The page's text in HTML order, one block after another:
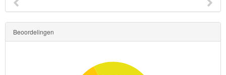
Beoordelingen